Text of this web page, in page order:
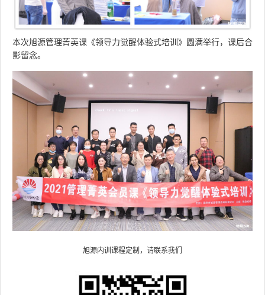
本次旭源管理菁英课《领导力觉醒体验式培训 》 圆满举行，课后合
影留念。
旭源内训课程定制，请联系我们